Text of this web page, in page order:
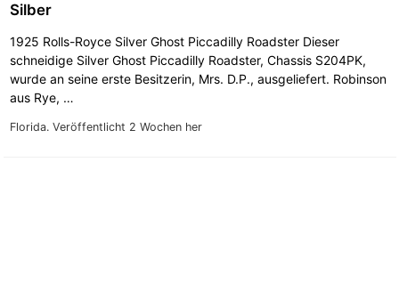
Florida. Veröffentlicht 2 Wochen her
Silber
1925 Rolls-Royce Silver Ghost Piccadilly Roadster Dieser
schneidige Silver Ghost Piccadilly Roadster, Chassis S204PK,
wurde an seine erste Besitzerin, Mrs. D.P., ausgeliefert. Robinson
aus Rye, …